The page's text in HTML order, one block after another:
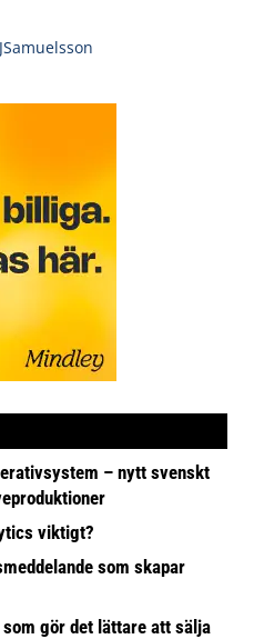
– nytt svenskt
viktigt?
som skapar
gör det lättare att sälja